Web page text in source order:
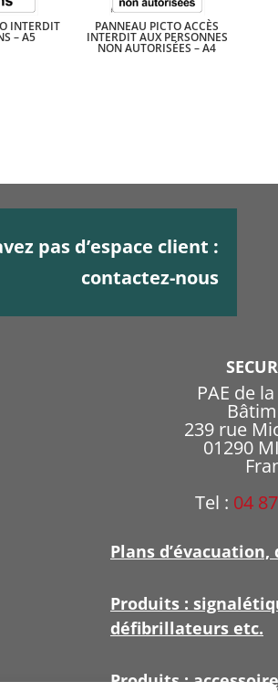
INTERDIT
– A5
PANNEAU PICTO ACCÈS
INTERDIT AUX PERSONNES
NON AUTORISÉES – A4
pas d’espace client :
contactez-nous
PAE de
239 rue
01290
Tel : 04
Plans
Produits :
défibrillateurs etc.
Produits :